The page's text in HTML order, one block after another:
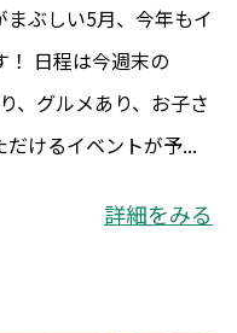
ぶしい5月、今年もイ
！ 日程は今週末の
、グルメあり、お子さ
けるイベントが予...
詳細をみる